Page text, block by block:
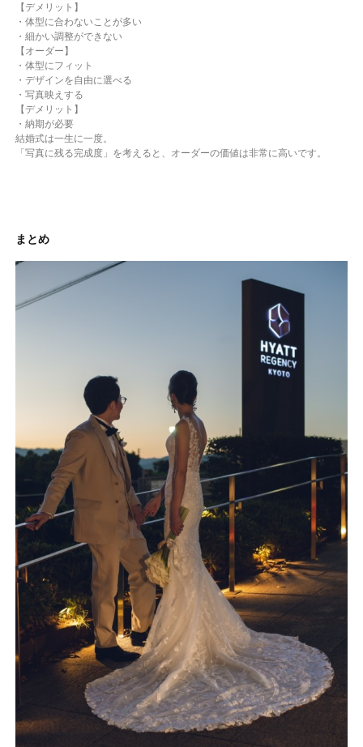
【デメリット】
・体型に合わないことが多い
・細かい調整ができない
【オーダー】
・体型にフィット
・デザインを自由に選べる
・写真映えする
【デメリット】
・納期が必要
結婚式は一生に一度。
「写真に残る完成度」を考えると、オーダーの価値は非常に高いです。
まとめ